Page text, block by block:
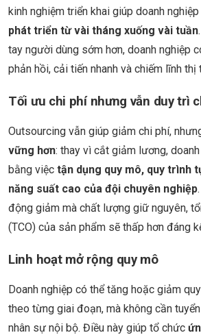
kinh nghiệm triển khai giúp doanh nghiệp
phát triển từ vài tháng xuống vài tuần
tay người dùng sớm hơn, doanh nghiệp
phản hồi, cải tiến nhanh và chiếm lĩnh
Tối ưu chi phí nhưng vẫn duy trì
Outsourcing vẫn giúp giảm chi phí,
vững hơn: thay vì cắt giảm lương,
bằng việc tận dụng quy mô, quy trình
năng suất cao của đội chuyên nghiệp
động giảm mà chất lượng giữ nguyên,
(TCO) của sản phẩm sẽ thấp hơn đáng
Linh hoạt mở rộng quy mô
Doanh nghiệp có thể tăng hoặc giảm
theo từng giai đoạn, mà không cần
nhân sự nội bộ. Điều này giúp tổ chức